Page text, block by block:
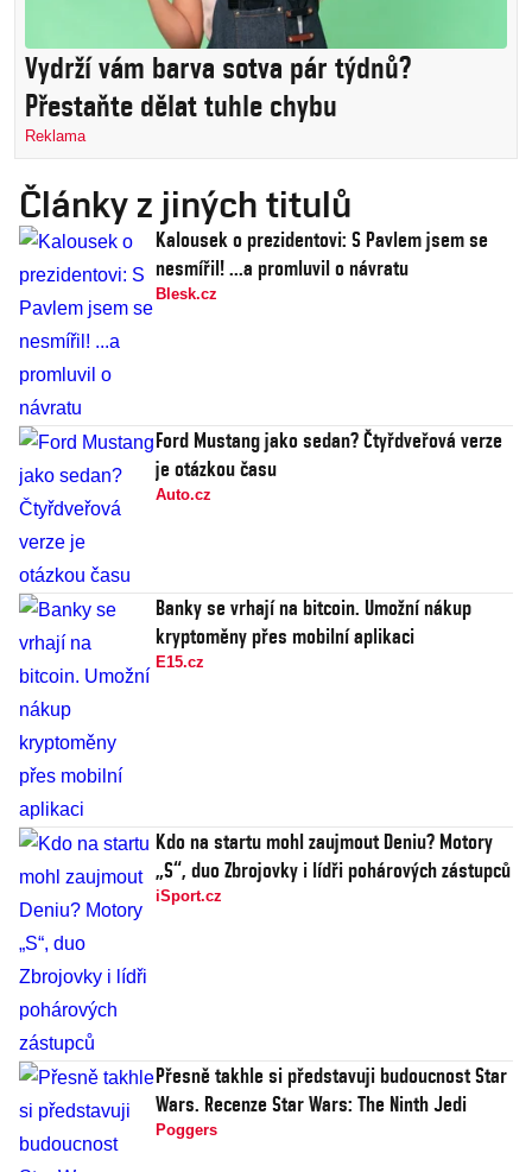
Vydrží vám barva sotva pár týdnů?
Přestaňte dělat tuhle chybu
Reklama
Články z jiných titulů
Kalousek o prezidentovi: S Pavlem jsem se
nesmířil! ...a promluvil o návratu
Blesk.cz
Ford Mustang jako sedan? Čtyřdveřová verze
je otázkou času
Auto.cz
Banky se vrhají na bitcoin. Umožní nákup
kryptoměny přes mobilní aplikaci
E15.cz
Kdo na startu mohl zaujmout Deniu? Motory
„S“, duo Zbrojovky i lídři pohárových zástupců
iSport.cz
Přesně takhle si představuji budoucnost Star
Wars. Recenze Star Wars: The Ninth Jedi
Poggers